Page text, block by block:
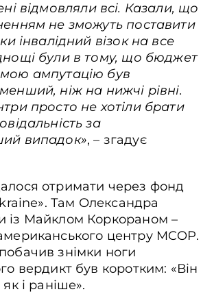
відмовляли всі. Казали, що
не зможуть поставити
інвалідний візок на все
були в тому, що бюджет
ампутацію був
ніж на нижчі рівні.
просто не хотіли брати
за
випадок», – згадує
отримати через фонд
Там Олександра
із Майклом Коркораном –
центру MCOP.
знімки ноги
вердикт був коротким: «Він
і раніше».